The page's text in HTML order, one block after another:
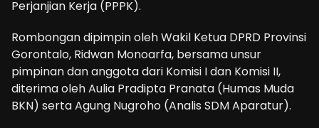
Perjanjian Kerja (PPPK).
Rombongan dipimpin oleh Wakil Ketua DPRD Provinsi
Gorontalo, Ridwan Monoarfa, bersama unsur
pimpinan dan anggota dari Komisi I dan Komisi II,
diterima oleh Aulia Pradipta Pranata (Humas Muda
BKN) serta Agung Nugroho (Analis SDM Aparatur).